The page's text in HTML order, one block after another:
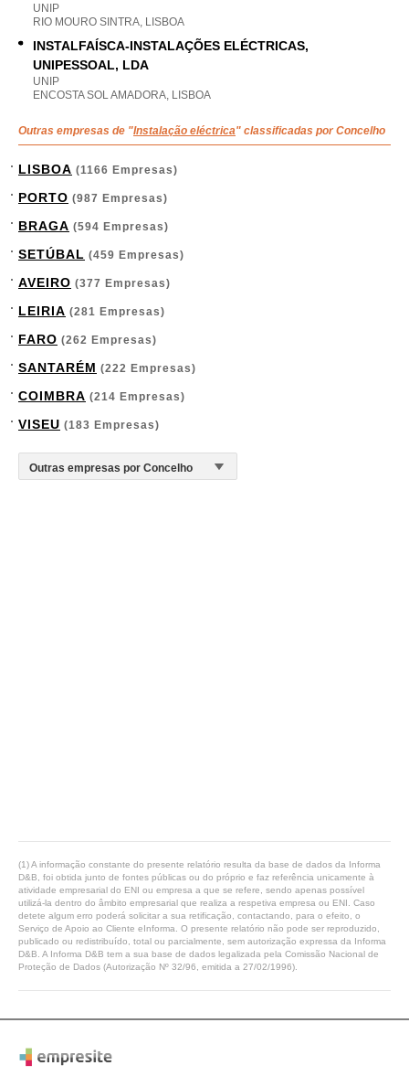
UNIP
RIO MOURO SINTRA, LISBOA
INSTALFAÍSCA-INSTALAÇÕES ELÉCTRICAS,
UNIPESSOAL, LDA
UNIP
ENCOSTA SOL AMADORA, LISBOA
Outras empresas de "Instalação eléctrica" classificadas por Concelho
LISBOA (1166 Empresas)
PORTO (987 Empresas)
BRAGA (594 Empresas)
SETÚBAL (459 Empresas)
AVEIRO (377 Empresas)
LEIRIA (281 Empresas)
FARO (262 Empresas)
SANTARÉM (222 Empresas)
COIMBRA (214 Empresas)
VISEU (183 Empresas)
(1) A informação constante do presente relatório resulta da base de dados da Informa
D&B, foi obtida junto de fontes públicas ou do próprio e faz referência unicamente à
atividade empresarial do ENI ou empresa a que se refere, sendo apenas possível
utilizá-la dentro do âmbito empresarial que realiza a respetiva empresa ou ENI. Caso
detete algum erro poderá solicitar a sua retificação, contactando, para o efeito, o
Serviço de Apoio ao Cliente eInforma. O presente relatório não pode ser reproduzido,
publicado ou redistribuído, total ou parcialmente, sem autorização expressa da Informa
D&B. A Informa D&B tem a sua base de dados legalizada pela Comissão Nacional de
Proteção de Dados (Autorização Nº 32/96, emitida a 27/02/1996).